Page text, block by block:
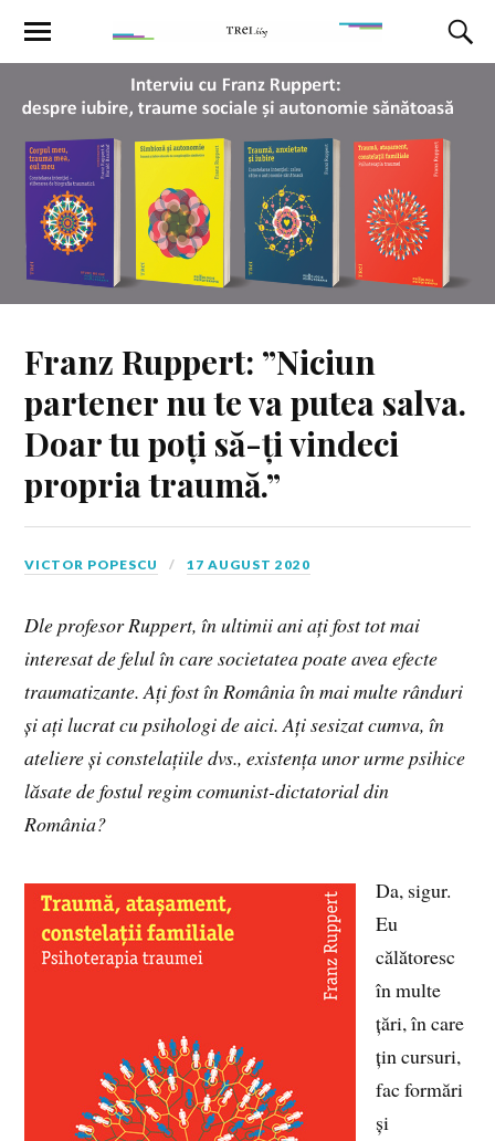
Franz Ruppert: ”Niciun
partener nu te va putea salva.
Doar tu poți să-ți vindeci
propria traumă.”
VICTOR POPESCU 17 AUGUST 2020
Dle profesor Ruppert, în ultimii ani ați fost tot mai
interesat de felul în care societatea poate avea efecte
traumatizante. Ați fost în România în mai multe rânduri
și ați lucrat cu psihologi de aici. Ați sesizat cumva, în
ateliere și constelațiile dvs., existența unor urme psihice
lăsate de fostul regim comunist-dictatorial din
România?
Da, sigur.
Eu
călătoresc
în multe
țări, în care
țin cursuri,
fac formări
și